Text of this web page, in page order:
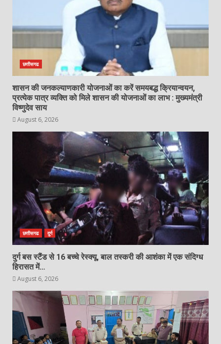
5
रायगढ़ पुलिस की सशक्त विवेचना का असर,
खरसिया के बहुचर्चित हत्या कांड में दो दोषियों
को आजीवन कारावास…
August 6, 2026
6
स्टूडेंट प्रोटेस्ट पर राहुल गांधी का बड़ा
बयान: माफी मांगने का दबाव बकवास, छात्र
आंगनबाड़ी कार्यकर्ता के रिक्त पद पर
ऑनलाइन आवेदन 19 तक
August 6, 2026
छत्तीसगढ
शासन की जनकल्याणकारी योजनाओं का करें समयबद्ध क्रियान्वयन,
प्रत्येक पात्र व्यक्ति को मिले शासन की योजनाओं का लाभ : मुख्यमंत्री
विष्णुदेव साय
August 6, 2026
छत्तीसगढ दुर्ग
दुर्ग बस स्टैंड से 16 बच्चे रेस्क्यू, बाल तस्करी की आशंका में एक संदिग्ध
हिरासत में…
August 6, 2026